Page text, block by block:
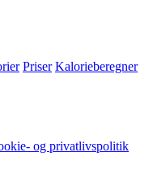
Priser Kalorieberegner
og privatlivspolitik